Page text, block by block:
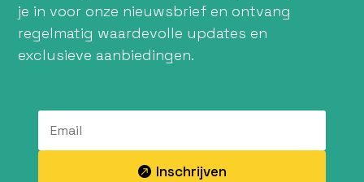
je in voor onze nieuwsbrief en ontvang
regelmatig waardevolle updates en
exclusieve aanbiedingen.
Inschrijven